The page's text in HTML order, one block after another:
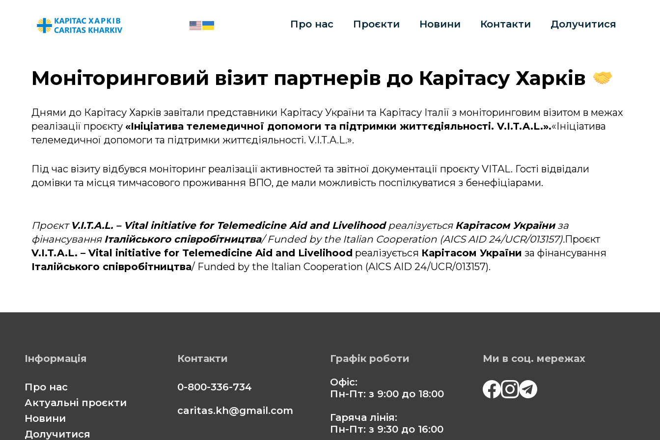
Про нас Проєкти Новини Контакти Долучитися
Моніторинговий візит партнерів до Карітасу Харків
Днями до Карітасу Харків завітали представники Карітасу України та Карітасу Італії з моніторинговим візитом в межах
реалізації проєкту «Ініціатива телемедичної допомоги та підтримки життєдіяльності. V.I.T.A.L.».«Ініціатива
телемедичної допомоги та підтримки життєдіяльності. V.I.T.A.L.».
Під час візиту відбувся моніторинг реалізації активностей та звітної документації проєкту VITAL. Гості відвідали
домівки та місця тимчасового проживання ВПО, де мали можливість поспілкуватися з бенефіціарами.
Проєкт V.I.T.A.L. – Vital initiative for Telemedicine Aid and Livelihoodреалізується Карітасом Україниза
фінансування Італійського співробітництва/ Funded by the Italian Cooperation (AICS AID 24/UCR/013157).Проєкт
V.I.T.A.L. – Vital initiative for Telemedicine Aid and Livelihood реалізується Карітасом України за фінансування
Італійського співробітництва/ Funded by the Italian Cooperation (AICS AID 24/UCR/013157).
Інформація
Про нас
Актуальні проєкти
Новини
Долучитися
Контакти
0-800-336-734
caritas.kh@gmail.com
Графік роботи
Офіс:
Пн-Пт: з 9:00 до 18:00
Гаряча лінія:
Пн-Пт: з 9:30 до 16:00
Ми в соц. мережах